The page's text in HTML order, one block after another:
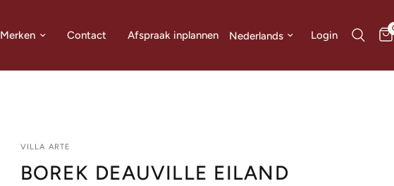
Merken Contact Afspraak inplannen Land/regio bijwerkenLogin
VILLA ARTE
BOREK DEAUVILLE EILAND